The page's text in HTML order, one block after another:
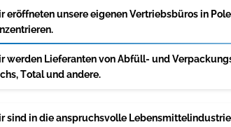
eröffneten unsere eigenen Vertriebsbüros in
werden Lieferanten von Abfüll- und
Total und andere.
sind in die anspruchsvolle